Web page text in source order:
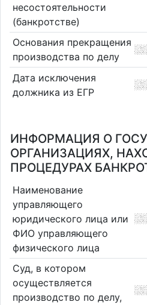
несостоятельности
(банкротстве)
Основания прекращения
производства по делу
Дата исключения
должника из ЕГР
ИНФОРМАЦИЯ О
ОРГАНИЗАЦИЯХ,
ПРОЦЕДУРАХ
Наименование
управляющего
юридического лица или
ФИО управляющего
физического лица
Суд, в котором
осуществляется
производство по делу,